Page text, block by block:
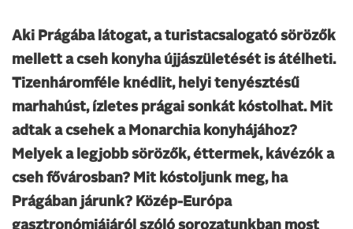
Aki Prágába látogat, a turistacsalogató sörözők
mellett a cseh konyha újjászületését is átélheti.
Tizenháromféle knédlit, helyi tenyésztésű
marhahúst, ízletes prágai sonkát kóstolhat. Mit
adtak a csehek a Monarchia konyhájához?
Melyek a legjobb sörözők, éttermek, kávézók a
cseh fővárosban? Mit kóstoljunk meg, ha
Prágában járunk? Közép-Európa
gasztronómiájáról szóló sorozatunkban most